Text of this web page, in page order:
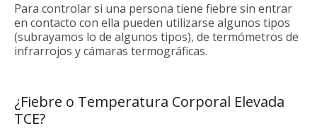
Para controlar si una persona tiene fiebre sin entrar
en contacto con ella pueden utilizarse algunos tipos
(subrayamos lo de algunos tipos), de termómetros de
infrarrojos y cámaras termográficas.
¿Fiebre o Temperatura Corporal Elevada
TCE?